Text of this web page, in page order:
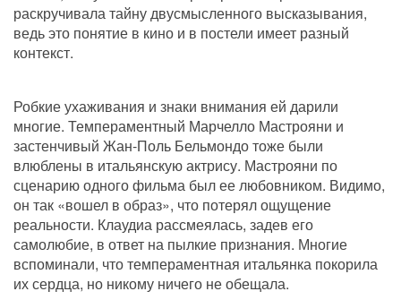
раскручивала тайну двусмысленного высказывания,
ведь это понятие в кино и в постели имеет разный
контекст.
Робкие ухаживания и знаки внимания ей дарили
многие. Темпераментный Марчелло Мастрояни и
застенчивый Жан-Поль Бельмондо тоже были
влюблены в итальянскую актрису. Мастрояни по
сценарию одного фильма был ее любовником. Видимо,
он так «вошел в образ», что потерял ощущение
реальности. Клаудиа рассмеялась, задев его
самолюбие, в ответ на пылкие признания. Многие
вспоминали, что темпераментная итальянка покорила
их сердца, но никому ничего не обещала.